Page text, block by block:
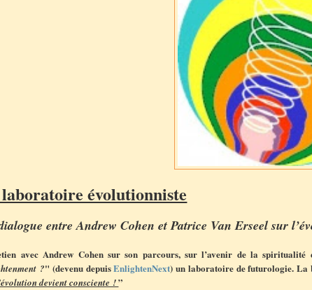
évolutionniste
entre Andrew Cohen et Patrice Van Erseel sur
avec Andrew Cohen sur son parcours, sur l’avenir de la
?" (devenu depuisEnlightenNext) un laboratoire de futurologie. La
devient consciente !”